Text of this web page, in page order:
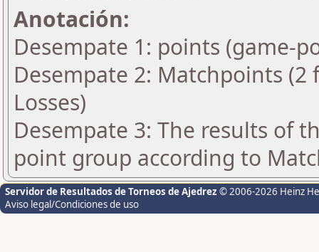
Anotación:
Desempate 1: points (game-
Desempate 2: Matchpoints
Losses)
Desempate 3: The results of
point group according to
Servidor de Resultados de Torneos de Ajedrez © 2006-2026 Heinz
Aviso legal/Condiciones de uso